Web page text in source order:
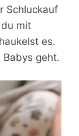
Schluckauf
mit
es.
geht.